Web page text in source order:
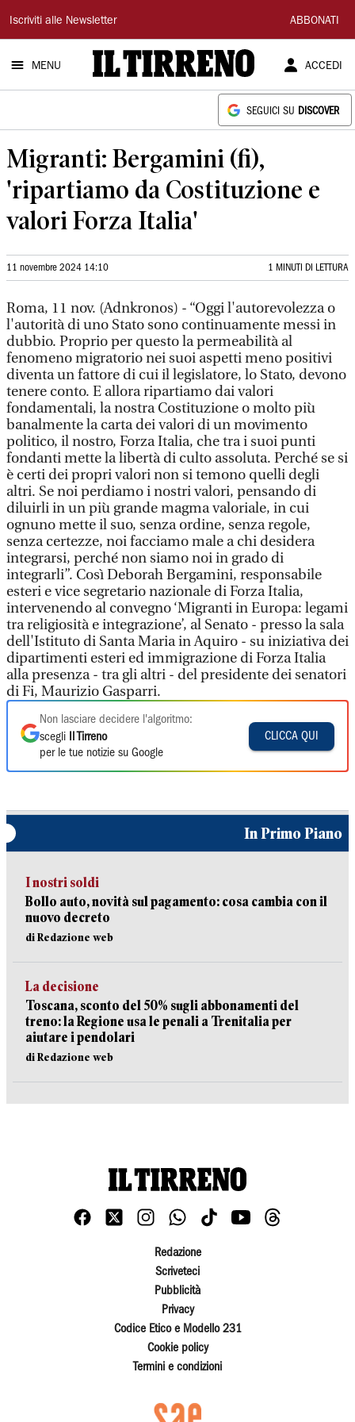
Il
Tirreno
Iscriviti alle Newsletter ABBONATI
MENU ACCEDI
SEGUICI SU DISCOVER
Migranti: Bergamini (fi),
'ripartiamo da Costituzione e
valori Forza Italia'
11 novembre 2024 14:10 1 MINUTI DI LETTURA
Roma, 11 nov. (Adnkronos) - “Oggi l'autorevolezza o
l'autorità di uno Stato sono continuamente messi in
dubbio. Proprio per questo la permeabilità al
fenomeno migratorio nei suoi aspetti meno positivi
diventa un fattore di cui il legislatore, lo Stato, devono
tenere conto. E allora ripartiamo dai valori
fondamentali, la nostra Costituzione o molto più
banalmente la carta dei valori di un movimento
politico, il nostro, Forza Italia, che tra i suoi punti
fondanti mette la libertà di culto assoluta. Perché se si
è certi dei propri valori non si temono quelli degli
altri. Se noi perdiamo i nostri valori, pensando di
diluirli in un più grande magma valoriale, in cui
ognuno mette il suo, senza ordine, senza regole,
senza certezze, noi facciamo male a chi desidera
integrarsi, perché non siamo noi in grado di
integrarli”. Così Deborah Bergamini, responsabile
esteri e vice segretario nazionale di Forza Italia,
intervenendo al convegno ‘Migranti in Europa: legami
tra religiosità e integrazione’, al Senato - presso la sala
dell'Istituto di Santa Maria in Aquiro - su iniziativa dei
dipartimenti esteri ed immigrazione di Forza Italia
alla presenza - tra gli altri - del presidente dei senatori
di Fi, Maurizio Gasparri.
Non lasciare decidere l'algoritmo:
scegli
Il Tirreno
per le tue notizie su Google
CLICCA QUI
In Primo Piano
I nostri soldi
Bollo auto, novità sul pagamento: cosa cambia con il
nuovo decreto
di Redazione web
La decisione
Toscana, sconto del 50% sugli abbonamenti del
treno: la Regione usa le penali a Trenitalia per
aiutare i pendolari
di Redazione web
Redazione
Scriveteci
Pubblicità
Privacy
Codice Etico e Modello 231
Cookie policy
Termini e condizioni